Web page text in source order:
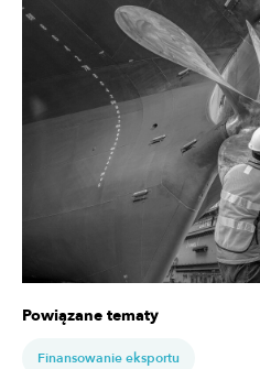
Powiązane tematy
Finansowanie eksportu